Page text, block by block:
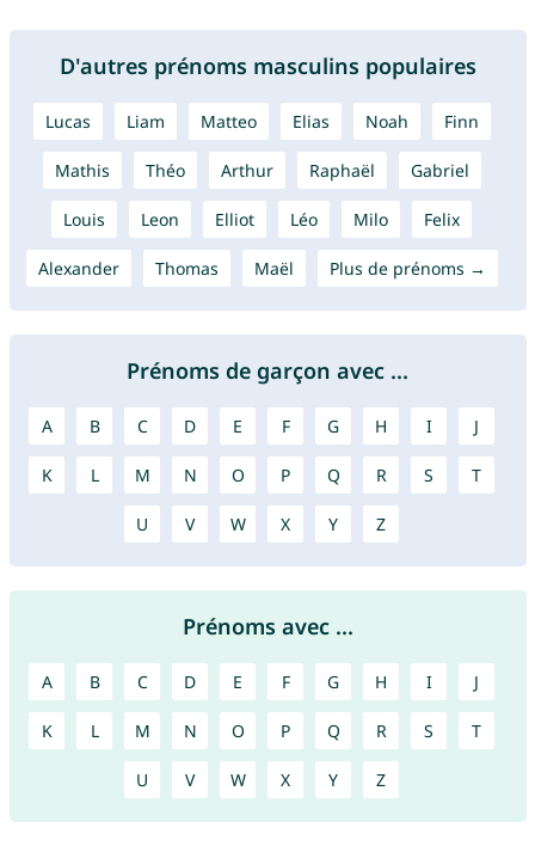
D'autres prénoms masculins populaires
Lucas Liam Matteo Elias Noah Finn
Mathis Théo Arthur Raphaël Gabriel
Louis Leon Elliot Léo Milo Felix
Alexander Thomas Maël Plus de prénoms →
Prénoms de garçon avec ...
A B C D E F G H I J
K L M N O P Q R S T
U V W X Y Z
Prénoms avec ...
A B C D E F G H I J
K L M N O P Q R S T
U V W X Y Z